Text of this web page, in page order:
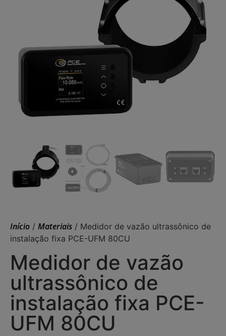
Início / Materiais / Medidor de vazão ultrassônico de
instalação fixa PCE-UFM 80CU
Medidor de vazão
ultrassônico de
instalação fixa PCE-
UFM 80CU